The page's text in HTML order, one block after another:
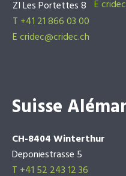
ZI Les Portettes 8
T +41 21 866 03 00
Ecridec@cridec.ch
E
Suisse
CH-8404 Winterthur
Deponiestrasse 5
T +41 52 243 12 36